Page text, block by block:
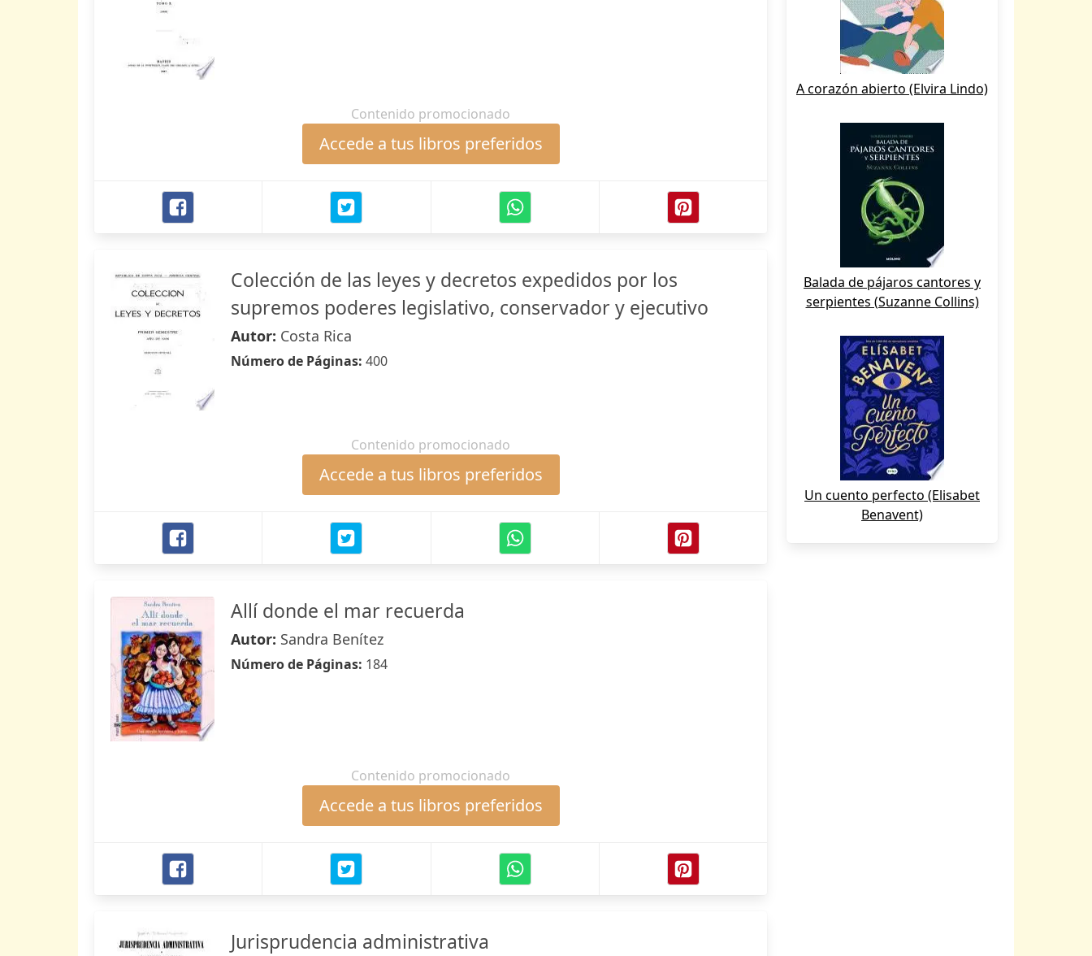
Contenido promocionado
Accede a tus libros preferidos
Colección de las leyes y decretos expedidos por los
supremos poderes legislativo, conservador y ejecutivo
Autor: Costa Rica
Número de Páginas: 400
Contenido promocionado
Accede a tus libros preferidos
Allí donde el mar recuerda
Autor: Sandra Benítez
Número de Páginas: 184
Contenido promocionado
Accede a tus libros preferidos
Jurisprudencia administrativa
A corazón abierto (Elvira Lindo)
Balada de pájaros cantores y
serpientes (Suzanne Collins)
Un cuento perfecto (Elisabet
Benavent)